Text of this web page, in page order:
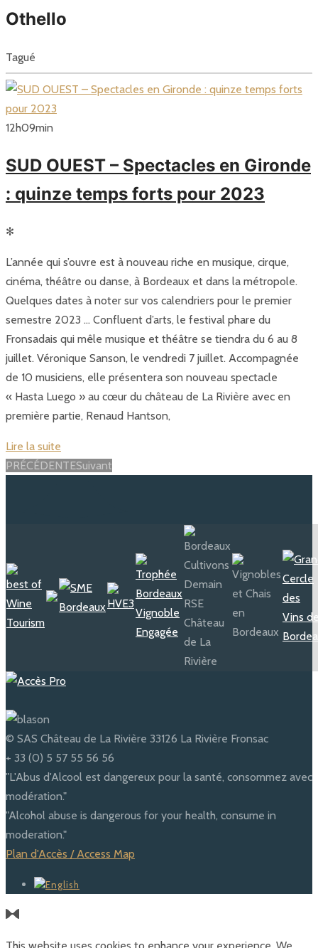
Othello
Tagué
12h09min
SUD OUEST – Spectacles en Gironde
: quinze temps forts pour 2023
✻
L’année qui s’ouvre est à nouveau riche en musique, cirque,
cinéma, théâtre ou danse, à Bordeaux et dans la métropole.
Quelques dates à noter sur vos calendriers pour le premier
semestre 2023 … Confluent d’arts, le festival phare du
Fronsadais qui mêle musique et théâtre se tiendra du 6 au 8
juillet. Véronique Sanson, le vendredi 7 juillet. Accompagnée
de 10 musiciens, elle présentera son nouveau spectacle
« Hasta Luego » au cœur du château de La Rivière avec en
première partie, Renaud Hantson,
Lire la suite
Posts
PRÉCÉDENTESuivant
© SAS Château de La Rivière 33126 La Rivière Fronsac
+ 33 (0) 5 57 55 56 56
"L'Abus d'Alcool est dangereux pour la santé, consommez avec
modération."
"Alcohol abuse is dangerous for your health, consume in
moderation."
Plan d'Accès / Access Map